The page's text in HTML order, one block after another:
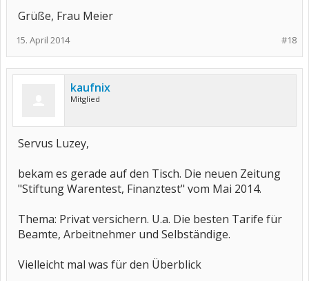
Grüße, Frau Meier
#18
15. April 2014
kaufnix
Mitglied
Servus Luzey,
bekam es gerade auf den Tisch. Die neuen Zeitung
"Stiftung Warentest, Finanztest" vom Mai 2014.
Thema: Privat versichern. U.a. Die besten Tarife für
Beamte, Arbeitnehmer und Selbständige.
Vielleicht mal was für den Überblick